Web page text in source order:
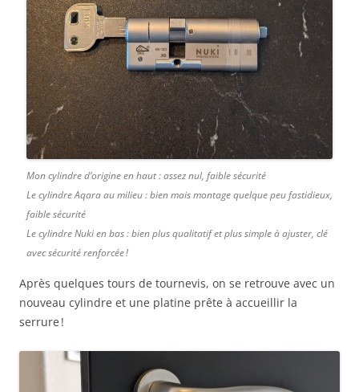
Mon cylindre d’origine en haut : assez nul, faible sécurité
Le cylindre Aqara au milieu : bien mais montage quelque peu fastidieux,
faible sécurité
Le cylindre Nuki en bas : bien plus qualitatif et plus simple à ajuster, clé
avec sécurité renforcée !
Après quelques tours de tournevis, on se retrouve avec un
nouveau cylindre et une platine prête à accueillir la
serrure !